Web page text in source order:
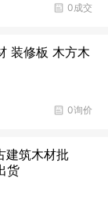
0成交
装修板 木方木
0询价
建筑木材批
货